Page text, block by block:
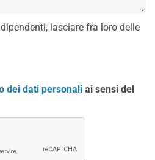
lasciare fra loro delle
dei dati personali ai sensi del